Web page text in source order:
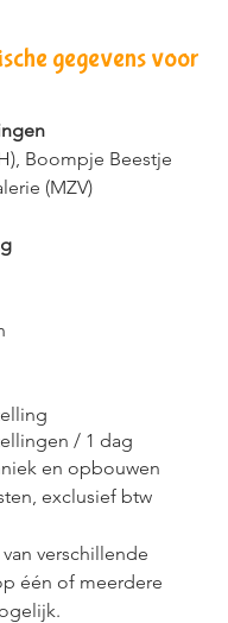
gegevens voor
Boompje Beestje
(MZV)
/ 1 dag
en opbouwen
exclusief btw
verschillende
één of meerdere